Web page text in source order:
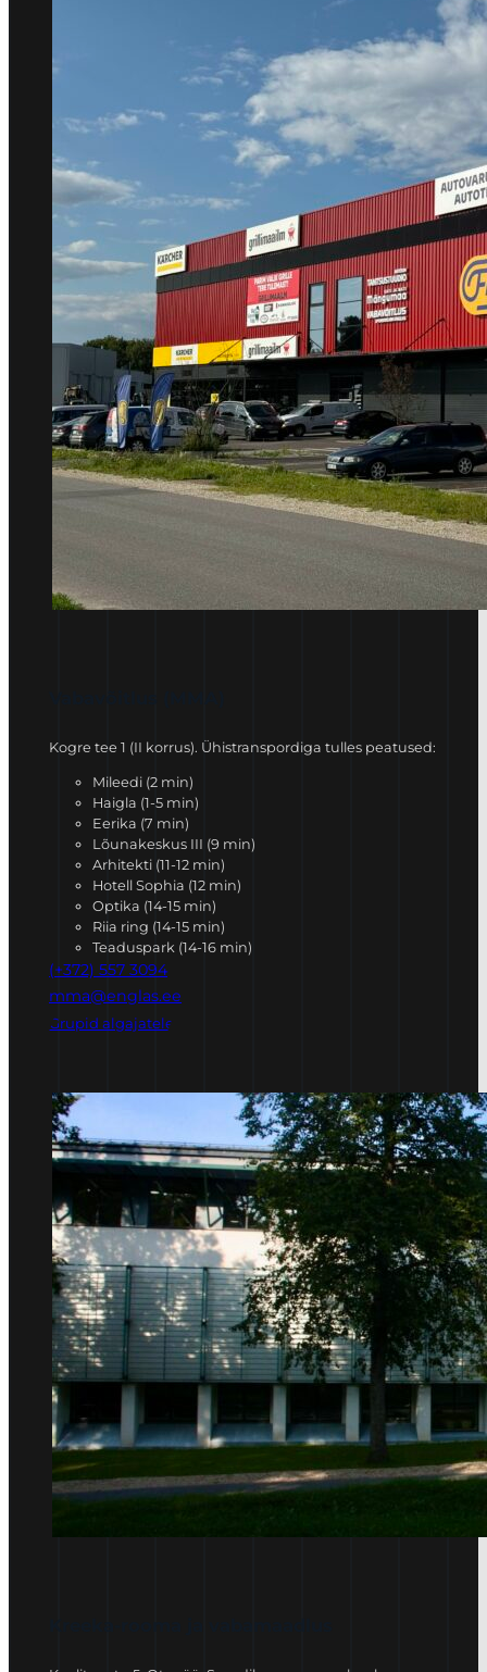
Kogre tee 1 (II korrus). Ühistranspordiga tulles peatused:
Mileedi (2 min)
Haigla (1-5 min)
Eerika (7 min)
Lõunakeskus III (9 min)
Arhitekti (11-12 min)
Hotell Sophia (12 min)
Optika (14-15 min)
Riia ring (14-15 min)
Teaduspark (14-16 min)
(+372) 557 3094
mma@englas.ee
Grupid algajatele